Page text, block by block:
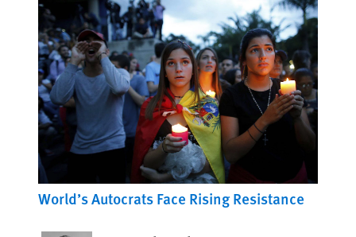
World’s Autocrats Face Rising Resistance